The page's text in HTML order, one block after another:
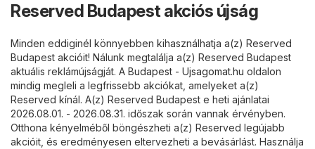
Reserved Budapest akciós újság
Minden eddiginél könnyebben kihasználhatja a(z) Reserved
Budapest akcióit! Nálunk megtalálja a(z) Reserved Budapest
aktuális reklámújságját. A Budapest - Ujsagomat.hu oldalon
mindig megleli a legfrissebb akciókat, amelyeket a(z)
Reserved kínál. A(z) Reserved Budapest e heti ajánlatai
2026.08.01. - 2026.08.31. időszak során vannak érvényben.
Otthona kényelméből böngészheti a(z) Reserved legújabb
akcióit, és eredményesen eltervezheti a bevásárlást. Használja